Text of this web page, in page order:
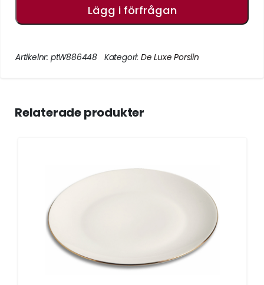
Lägg i förfrågan
Artikelnr: ptW886448 Kategori: De Luxe Porslin
Relaterade produkter